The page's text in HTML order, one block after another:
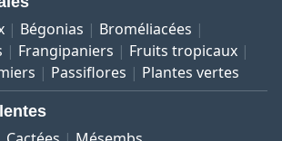
Bégonias
Broméliacées
Frangipaniers
Fruits tropicaux
Passiflores Plantes vertes